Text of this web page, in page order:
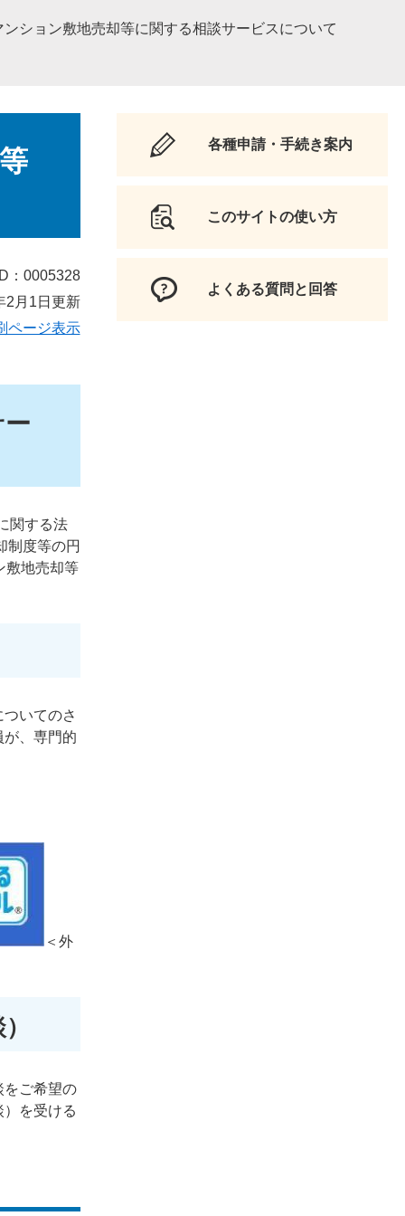
ション敷地売却等に関する相談サービスについて
：0005328
2月1日更新
ページ表示
関する法
制度等の円
敷地売却等
いてのさ
、専門的
＜外
をご希望の
を受ける
各種申請・手続き案内
このサイトの使い方
よくある質問と回答